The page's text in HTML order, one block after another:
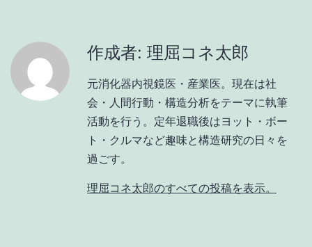
作成者: 理屈コネ太郎
元消化器内視鏡医・産業医。現在は社
会・人間行動・構造分析をテーマに執筆
活動を行う。定年退職後はヨット・ボー
ト・クルマなど趣味と構造研究の日々を
過ごす。
理屈コネ太郎のすべての投稿を表示。